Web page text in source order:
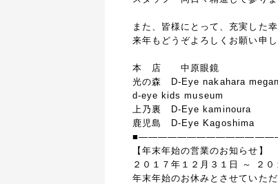
また、皆様にとって、充実した
来年もどうぞよろしくお願い申
本 店 中原眼鏡
光の森 D-Eye nakahara
d-eye kids museum
上乃裏 D-Eye kaminoura
鹿児島 D-Eye Kagoshima
【年末年始の営業のお知らせ】
２０１７年１２月３１日 ～ ２
年末年始のお休みとさせていた